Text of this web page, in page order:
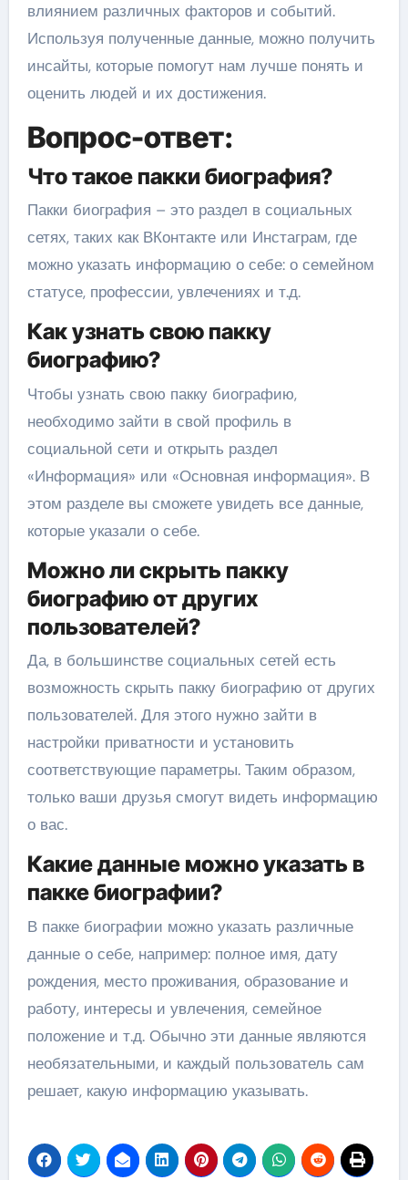
влиянием различных факторов и событий.
Используя полученные данные, можно получить
инсайты, которые помогут нам лучше понять и
оценить людей и их достижения.
Вопрос-ответ:
Что такое пакки биография?
Пакки биография – это раздел в социальных
сетях, таких как ВКонтакте или Инстаграм, где
можно указать информацию о себе: о семейном
статусе, профессии, увлечениях и т.д.
Как узнать свою пакку
биографию?
Чтобы узнать свою пакку биографию,
необходимо зайти в свой профиль в
социальной сети и открыть раздел
«Информация» или «Основная информация». В
этом разделе вы сможете увидеть все данные,
которые указали о себе.
Можно ли скрыть пакку
биографию от других
пользователей?
Да, в большинстве социальных сетей есть
возможность скрыть пакку биографию от других
пользователей. Для этого нужно зайти в
настройки приватности и установить
соответствующие параметры. Таким образом,
только ваши друзья смогут видеть информацию
о вас.
Какие данные можно указать в
пакке биографии?
В пакке биографии можно указать различные
данные о себе, например: полное имя, дату
рождения, место проживания, образование и
работу, интересы и увлечения, семейное
положение и т.д. Обычно эти данные являются
необязательными, и каждый пользователь сам
решает, какую информацию указывать.